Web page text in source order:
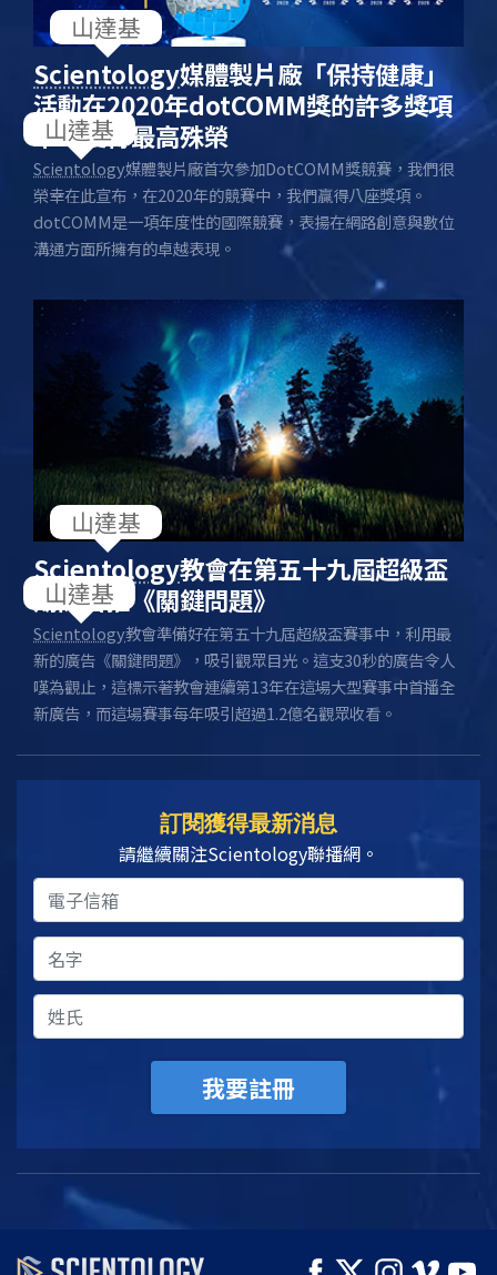
Scientology媒體製片廠「保持健康」
活動在2020年dotCOMM獎的許多獎項
中，獲得最高殊榮
Scientology媒體製片廠首次參加DotCOMM獎競賽，我們很
榮幸在此宣布，在2020年的競賽中，我們贏得八座獎項。
dotCOMM是一項年度性的國際競賽，表揚在網路創意與數位
溝通方面所擁有的卓越表現。
Scientology教會在第五十九屆超級盃
期間首播《關鍵問題》
Scientology教會準備好在第五十九屆超級盃賽事中，利用最
新的廣告《關鍵問題》，吸引觀眾目光。這支30秒的廣告令人
嘆為觀止，這標示著教會連續第13年在這場大型賽事中首播全
新廣告，而這場賽事每年吸引超過1.2億名觀眾收看。
訂閱獲得最新消息
請繼續關注Scientology聯播網。
我要註冊
山達基
山達基
山達基
山達基